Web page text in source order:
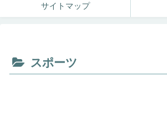
サイトマップ
スポーツ